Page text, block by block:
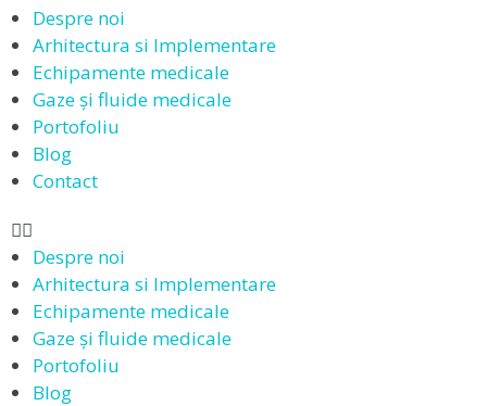
Despre noi
Arhitectura si Implementare
Echipamente medicale
Gaze și fluide medicale
Portofoliu
Blog
Contact
Despre noi
Arhitectura si Implementare
Echipamente medicale
Gaze și fluide medicale
Portofoliu
Blog